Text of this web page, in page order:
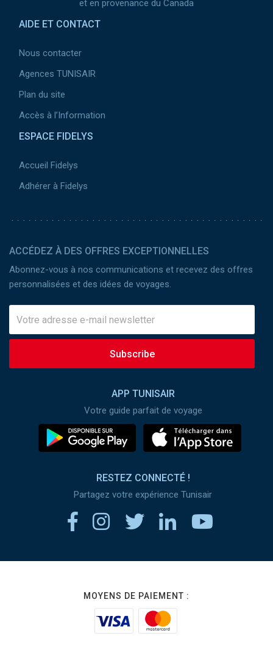
et en provenance du Canada
AIDE ET CONTACT
Nous contacter
Agences TUNISAIR
Plan du site
Accès à l’Information
ESPACE FIDELYS
Accueil Fidelys
Adhérer à Fidelys
ACCÉDEZ À DES OFFRES EXCEPTIONNELLES
Abonnez-vous à nos communications et recevez des offres
personnalisées et des idées de voyages.
Subscribe
APP TUNISAIR
Votre guide parfait de voyage
RESTEZ CONNECTÉ !
Partagez votre expérience Tunisair
MOYENS DE PAIEMENT :